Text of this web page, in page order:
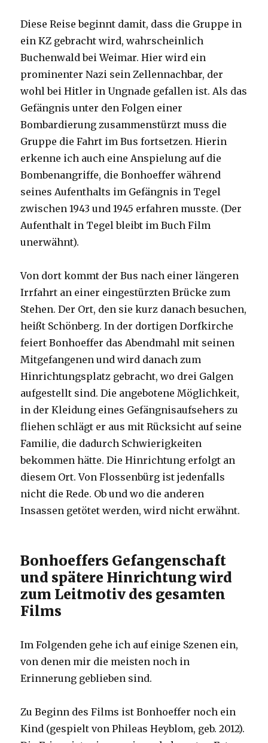
Diese Reise beginnt damit, dass die Gruppe in
ein KZ gebracht wird, wahrscheinlich
Buchenwald bei Weimar. Hier wird ein
prominenter Nazi sein Zellennachbar, der
wohl bei Hitler in Ungnade gefallen ist. Als das
Gefängnis unter den Folgen einer
Bombardierung zusammenstürzt muss die
Gruppe die Fahrt im Bus fortsetzen. Hierin
erkenne ich auch eine Anspielung auf die
Bombenangriffe, die Bonhoeffer während
seines Aufenthalts im Gefängnis in Tegel
zwischen 1943 und 1945 erfahren musste. (Der
Aufenthalt in Tegel bleibt im Buch Film
unerwähnt).
Von dort kommt der Bus nach einer längeren
Irrfahrt an einer eingestürzten Brücke zum
Stehen. Der Ort, den sie kurz danach besuchen,
heißt Schönberg. In der dortigen Dorfkirche
feiert Bonhoeffer das Abendmahl mit seinen
Mitgefangenen und wird danach zum
Hinrichtungsplatz gebracht, wo drei Galgen
aufgestellt sind. Die angebotene Möglichkeit,
in der Kleidung eines Gefängnisaufsehers zu
fliehen schlägt er aus mit Rücksicht auf seine
Familie, die dadurch Schwierigkeiten
bekommen hätte. Die Hinrichtung erfolgt an
diesem Ort. Von Flossenbürg ist jedenfalls
nicht die Rede. Ob und wo die anderen
Insassen getötet werden, wird nicht erwähnt.
Bonhoeffers Gefangenschaft
und spätere Hinrichtung wird
zum Leitmotiv des gesamten
Films
Im Folgenden gehe ich auf einige Szenen ein,
von denen mir die meisten noch in
Erinnerung geblieben sind.
Zu Beginn des Films ist Bonhoeffer noch ein
Kind (gespielt von Phileas Heyblom, geb. 2012).